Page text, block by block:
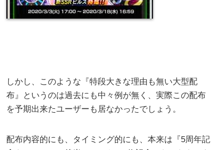
しかし、このような『特段大きな理由も無い大型配
布』というのは過去にも中々例が無く、実際この配布
を予期出来たユーザーも居なかったでしょう。
配布内容的にも、タイミング的にも、本来は『5周年記